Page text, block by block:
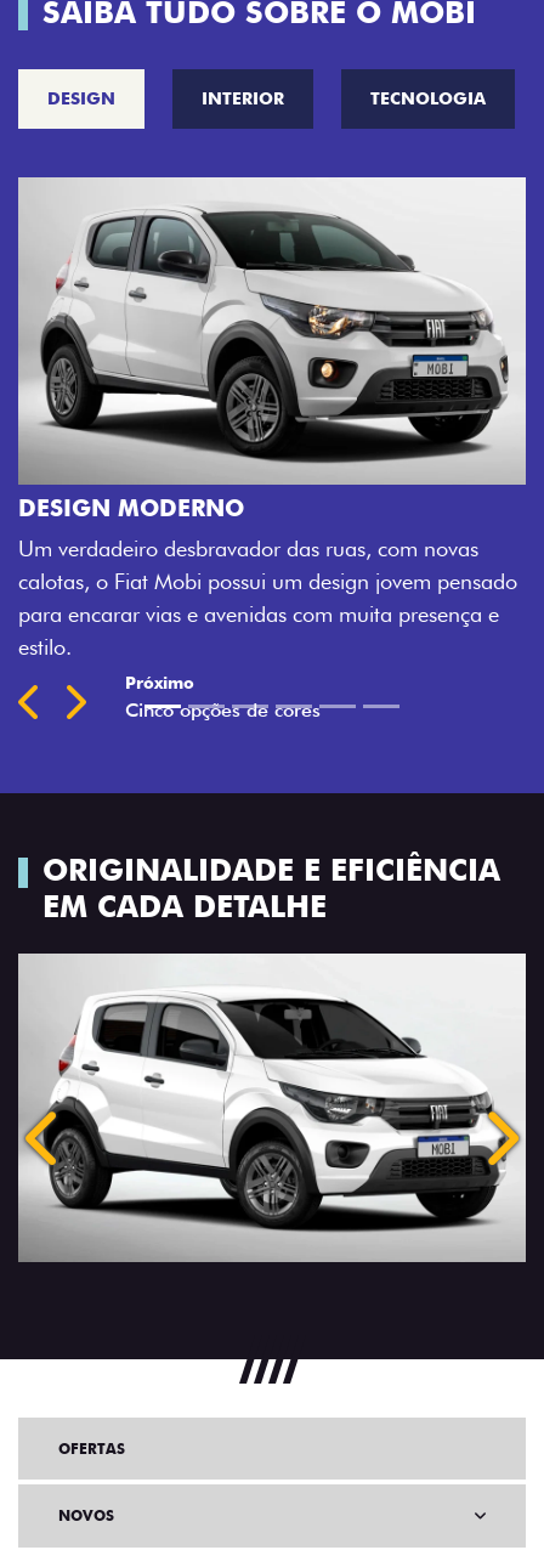
SAIBA TUDO SOBRE O MOBI
DESIGN INTERIOR TECNOLOGIA
com novas
pensado
presença e
CINCO OPÇÕES DE CORES
O Fiat Mobi tem sempre uma opção de
sua cara. Escolha entre o Preto Vulcano,
Montecarlo, Branco Banchisa, Prata Bari
Silverstone.
ORIGINALIDADE E EFICIÊNCIA
EM CADA DETALHE
Anterior
OFERTAS
NOVOS